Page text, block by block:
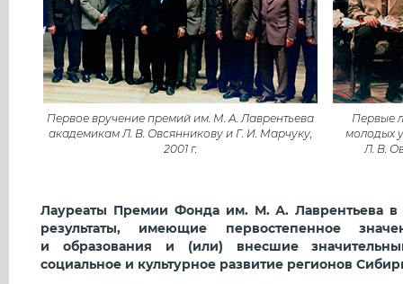
Первое вручение премий им. М. А. Лаврентьева
академикам Л. В. Овсянникову и Г. И. Марчуку,
2001 г.
Первые
молодых
Л. В.
Лауреаты Премии Фонда им. М. А. Лаврентьева
результаты, имеющие первостепенное
и образования и (или) внесшие
социальное и культурное развитие регионов